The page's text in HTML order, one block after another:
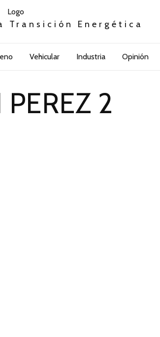
Transición Energética
Vehicular Industria Opinión
2